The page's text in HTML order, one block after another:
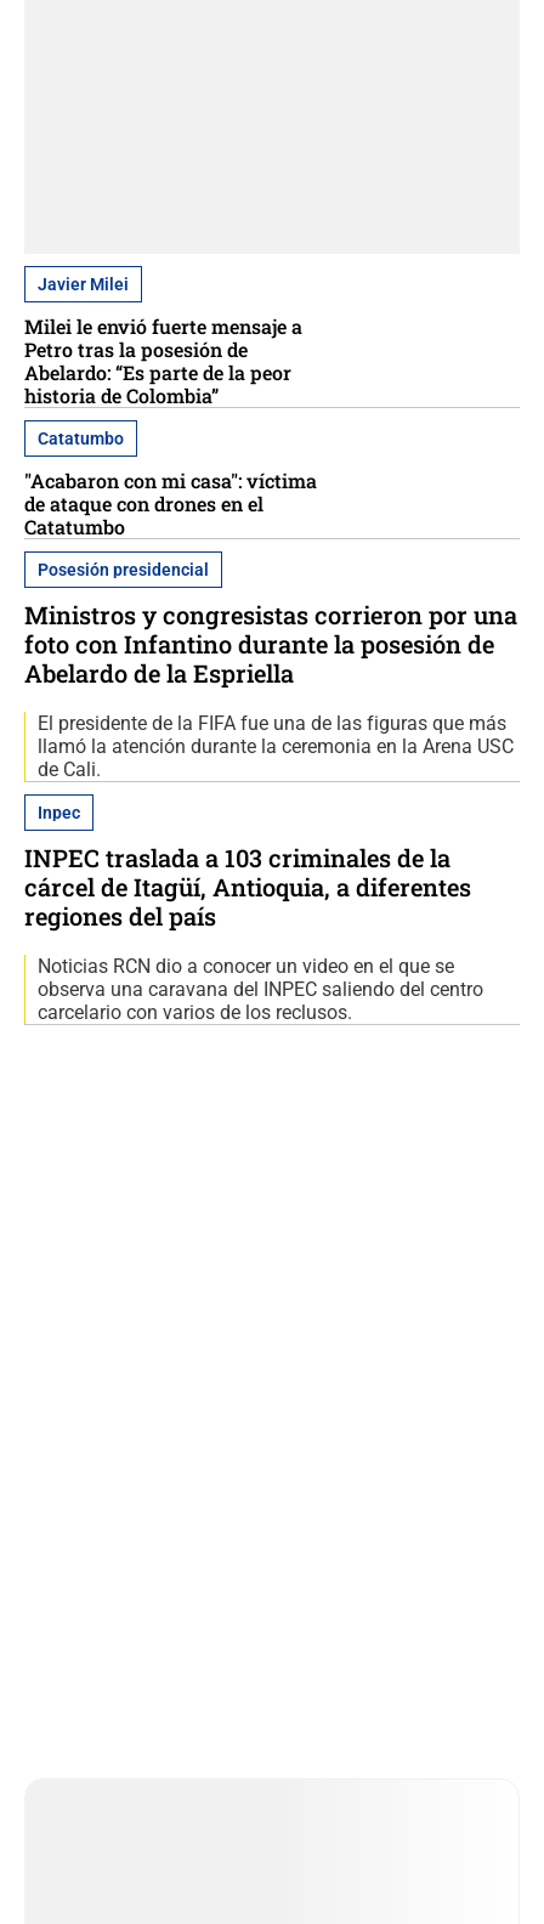
Javier Milei
Milei le envió fuerte mensaje a
Petro tras la posesión de
Abelardo: “Es parte de la peor
historia de Colombia”
Catatumbo
"Acabaron con mi casa": víctima
de ataque con drones en el
Catatumbo
Posesión presidencial
Ministros y congresistas corrieron por una
foto con Infantino durante la posesión de
Abelardo de la Espriella
El presidente de la FIFA fue una de las figuras que más
llamó la atención durante la ceremonia en la Arena USC
de Cali.
Inpec
INPEC traslada a 103 criminales de la
cárcel de Itagüí, Antioquia, a diferentes
regiones del país
Noticias RCN dio a conocer un video en el que se
observa una caravana del INPEC saliendo del centro
carcelario con varios de los reclusos.